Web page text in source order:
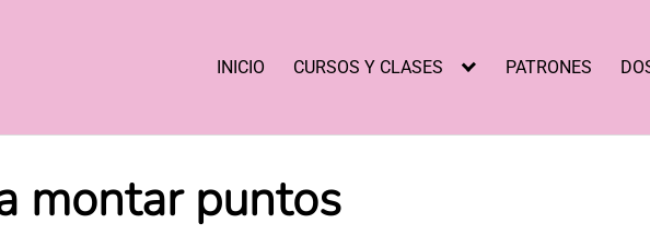
INICIO CURSOS Y CLASES PATRONES
montar puntos